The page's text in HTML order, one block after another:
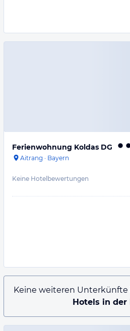
Ferienwohnung Koldas DG
Aitrang · Bayern
Keine Hotelbewertungen
Keine weiteren Unterkünfte
Hotels in der